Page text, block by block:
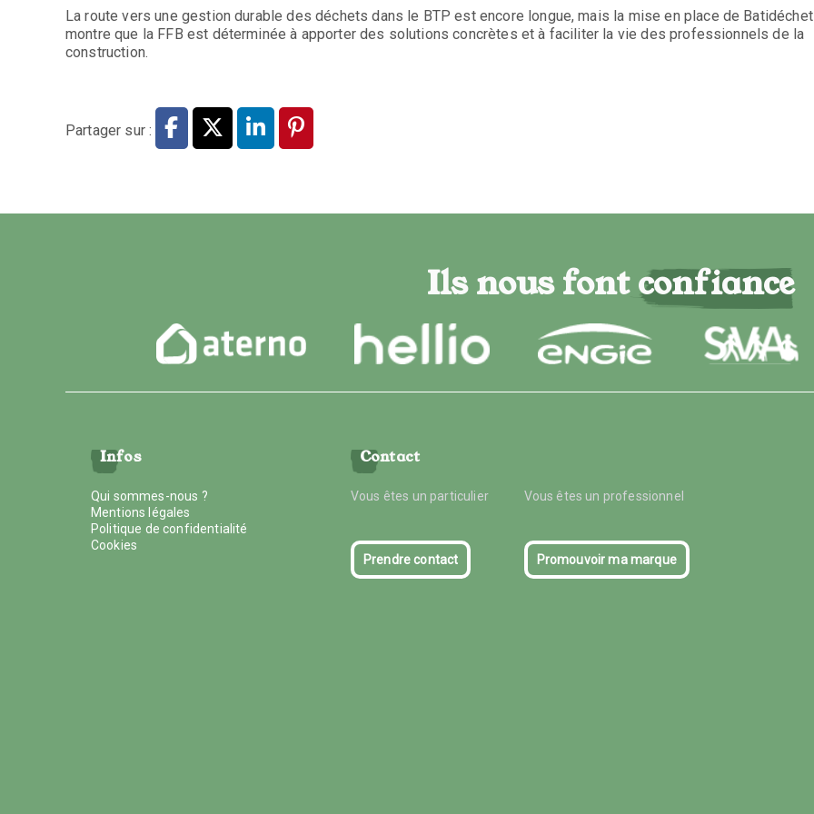
La route vers une gestion durable des déchets dans le BTP est encore longue, mais la mise en place de
montre que la FFB est déterminée à apporter des solutions concrètes et à faciliter la vie des professionnels de la
construction.
Partager sur :
Ils nous font confiance
Infos
Qui sommes-nous ?
Mentions légales
Politique de confidentialité
Cookies
Contact
Vous êtes un particulier Vous êtes un professionnel
Prendre contact Promouvoir ma marque